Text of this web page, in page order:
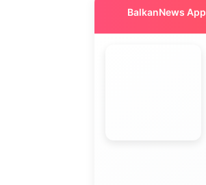
BalkanNews App